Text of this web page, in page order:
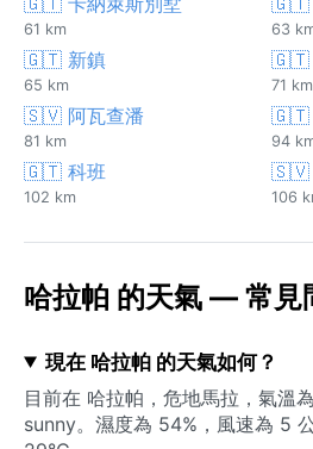
61 km 63
🇬🇹 新鎮
65 km
🇬🇹
71 km
🇸🇻 阿瓦查潘
81 km
🇬🇹
94
🇬🇹 科班
102 km
🇸🇻
106
哈拉帕 的天氣 — 常見
現在 哈拉帕 的天氣如何？
目前在 哈拉帕，危地馬拉，氣溫
sunny。濕度為 54%，風速為 5